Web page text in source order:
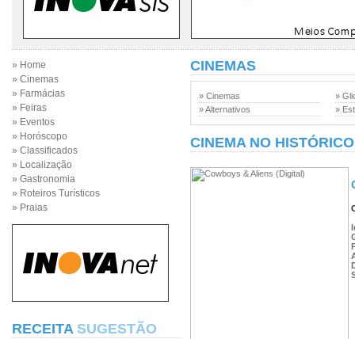
» Home
» Cinemas
» Farmácias
» Feiras
» Eventos
» Horóscopo
» Classificados
» Localização
» Gastronomia
» Roteiros Turísticos
» Praias
RECEITA SUGESTÃO
CINEMAS
» Cinemas
» Alternativos
»
»
CINEMA NO HISTÓRICO